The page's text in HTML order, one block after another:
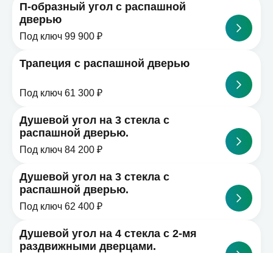
П-образный угол с распашной
дверью
Под ключ 99 900 ₽
Трапеция с распашной дверью
Под ключ 61 300 ₽
Душевой угол на 3 стекла с
распашной дверью.
Под ключ 84 200 ₽
Душевой угол на 3 стекла с
распашной дверью.
Под ключ 62 400 ₽
Душевой угол на 4 стекла с 2-мя
раздвижными дверцами.